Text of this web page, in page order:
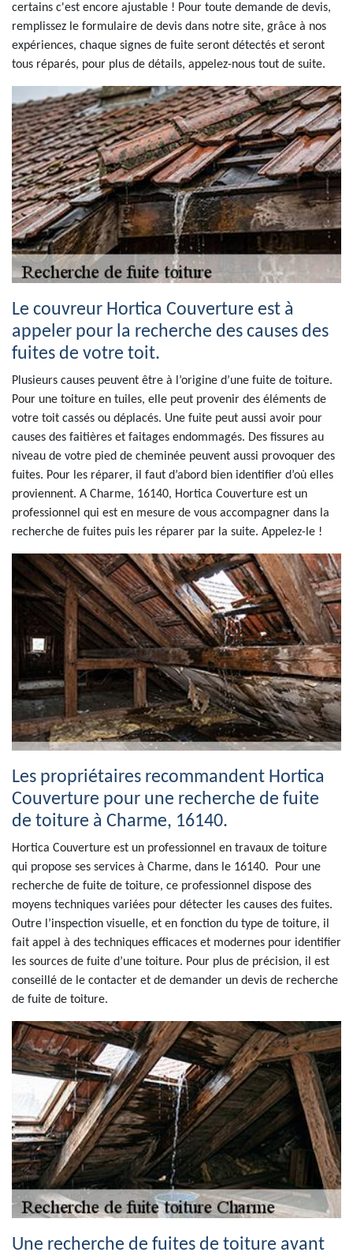
certains c'est encore ajustable ! Pour toute demande de devis,
remplissez le formulaire de devis dans notre site, grâce à nos
expériences, chaque signes de fuite seront détectés et seront
tous réparés, pour plus de détails, appelez-nous tout de suite.
Le couvreur Hortica Couverture est à
appeler pour la recherche des causes des
fuites de votre toit.
Plusieurs causes peuvent être à l’origine d’une fuite de toiture.
Pour une toiture en tuiles, elle peut provenir des éléments de
votre toit cassés ou déplacés. Une fuite peut aussi avoir pour
causes des faitières et faitages endommagés. Des fissures au
niveau de votre pied de cheminée peuvent aussi provoquer des
fuites. Pour les réparer, il faut d’abord bien identifier d’où elles
proviennent. A Charme, 16140, Hortica Couverture est un
professionnel qui est en mesure de vous accompagner dans la
recherche de fuites puis les réparer par la suite. Appelez-le !
Les propriétaires recommandent Hortica
Couverture pour une recherche de fuite
de toiture à Charme, 16140.
Hortica Couverture est un professionnel en travaux de toiture
qui propose ses services à Charme, dans le 16140. Pour une
recherche de fuite de toiture, ce professionnel dispose des
moyens techniques variées pour détecter les causes des fuites.
Outre l’inspection visuelle, et en fonction du type de toiture, il
fait appel à des techniques efficaces et modernes pour identifier
les sources de fuite d’une toiture. Pour plus de précision, il est
conseillé de le contacter et de demander un devis de recherche
de fuite de toiture.
Une recherche de fuites de toiture avant